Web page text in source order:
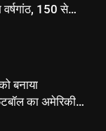
मशहूर हस्तियों